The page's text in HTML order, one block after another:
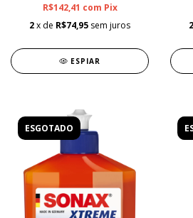
R$142,41 com Pix
2x de R$74,95 sem juros
ESPIAR
2
ESGOTADO